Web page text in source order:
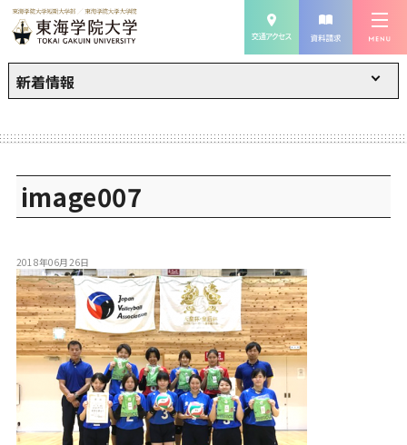
新着情報
image007
2018年06月26日